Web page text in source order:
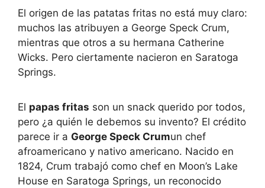
El origen de las patatas fritas no está muy claro:
muchos las atribuyen a George Speck Crum,
mientras que otros a su hermana Catherine
Wicks. Pero ciertamente nacieron en Saratoga
Springs.
El papas fritas son un snack querido por todos,
pero ¿a quién le debemos su invento? El crédito
parece ir a George Speck Crumun chef
afroamericano y nativo americano. Nacido en
1824, Crum trabajó como chef en Moon’s Lake
House en Saratoga Springs, un reconocido